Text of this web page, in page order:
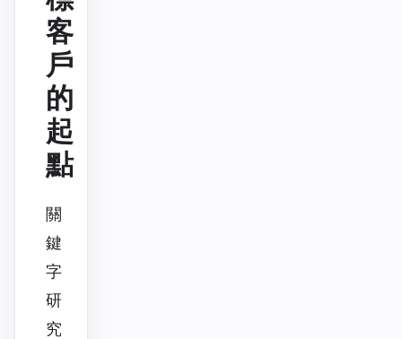
客
戶
的
起
點
關
鍵
字
研
究